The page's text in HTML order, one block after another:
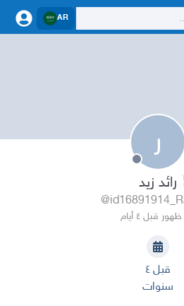
AR
ر
رائد زيد
قبل ٤ أيام
قبل ٤
سنوات